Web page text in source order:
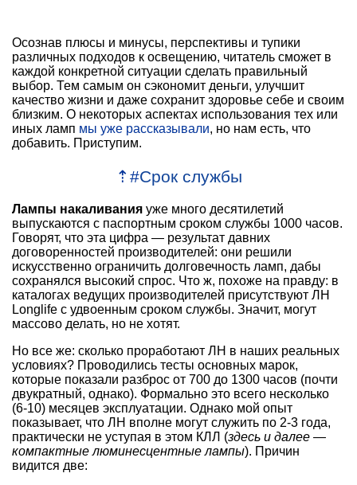
Осознав плюсы и минусы, перспективы и тупики
различных подходов к освещению, читатель сможет в
каждой конкретной ситуации сделать правильный
выбор. Тем самым он сэкономит деньги, улучшит
качество жизни и даже сохранит здоровье себе и своим
близким. О некоторых аспектах использования тех или
иных ламп мы уже рассказывали, но нам есть, что
добавить. Приступим.
⇡ #Срок службы
Лампы накаливания уже много десятилетий
выпускаются с паспортным сроком службы 1000 часов.
Говорят, что эта цифра — результат давних
договоренностей производителей: они решили
искусственно ограничить долговечность ламп, дабы
сохранялся высокий спрос. Что ж, похоже на правду: в
каталогах ведущих производителей присутствуют ЛН
Longlife с удвоенным сроком службы. Значит, могут
массово делать, но не хотят.
Но все же: сколько проработают ЛН в наших реальных
условиях? Проводились тесты основных марок,
которые показали разброс от 700 до 1300 часов (почти
двукратный, однако). Формально это всего несколько
(6-10) месяцев эксплуатации. Однако мой опыт
показывает, что ЛН вполне могут служить по 2-3 года,
практически не уступая в этом КЛЛ (здесь и далее —
компактные люминесцентные лампы). Причин
видится две: